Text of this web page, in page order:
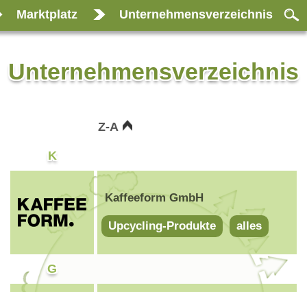
Marktplatz Unternehmensverzeichnis
Unternehmensverzeichnis
Z-A
K
Kaffeeform GmbH
Upcycling-Produkte alles
G